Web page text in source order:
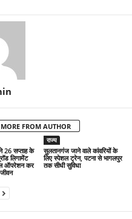
MORE FROM AUTHOR
26 सप्ताह के
लिगामेंट
ऑपरेशन कर
राज्य
सुलतानगंज जाने वाले कांवरियों के
लिए स्पेशल ट्रेन, पटना से भागलपुर
तक सीधी सुविधा